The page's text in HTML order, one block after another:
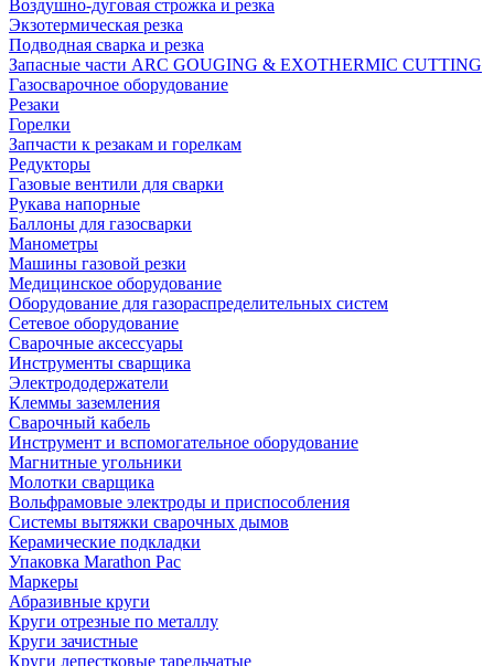
Воздушно-дуговая строжка и резка
Экзотермическая резка
Подводная сварка и резка
Запасные части ARC GOUGING & EXOTHERMIC CUTTING
Газосварочное оборудование
Резаки
Горелки
Запчасти к резакам и горелкам
Редукторы
Газовые вентили для сварки
Рукава напорные
Баллоны для газосварки
Манометры
Машины газовой резки
Медицинское оборудование
Оборудование для газораспределительных систем
Сетевое оборудование
Сварочные аксессуары
Инструменты сварщика
Электрододержатели
Клеммы заземления
Сварочный кабель
Инструмент и вспомогательное оборудование
Магнитные угольники
Молотки сварщика
Вольфрамовые электроды и приспособления
Системы вытяжки сварочных дымов
Керамические подкладки
Упаковка Marathon Pac
Маркеры
Абразивные круги
Круги отрезные по металлу
Круги зачистные
Круги лепестковые тарельчатые